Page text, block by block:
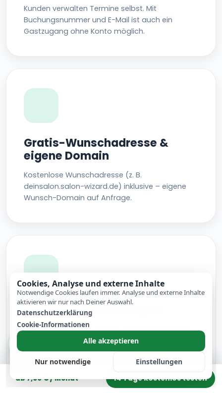
Kunden verwalten Termine selbst. Mit
Buchungsnummer und E-Mail ist auch ein
Gastzugang ohne Konto möglich.
Gratis-Wunschadresse &
eigene Domain
Kostenlose Wunschadresse (z. B.
deinsalon.salon-wizard.de) inklusive – eigene
Wunsch-Domain auf Anfrage.
Karriere & Bewerbungen
Eigene Karriereseite, Stellen, Initiativbewerbung
und Bewerbungsunterlagen direkt im Salon-
Dashboard verwalten.
ab 7,00 € / Monat 14 Tage kostenlos testen
Cookies, Analyse und externe Inhalte
Notwendige Cookies laufen immer. Analyse und externe Inhalte
aktivieren wir nur nach Deiner Auswahl.
Datenschutzerklärung
Cookie-Informationen
Alle akzeptieren
Nur notwendige Einstellungen